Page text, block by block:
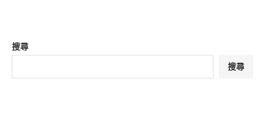
搜尋
搜尋